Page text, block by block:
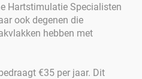
Hartstimulatie Specialisten
ook degenen die
hebben met
€35 per jaar. Dit